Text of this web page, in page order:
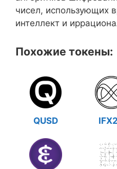
чисел, использующих
интеллект и
Похожие токены:
QUSD